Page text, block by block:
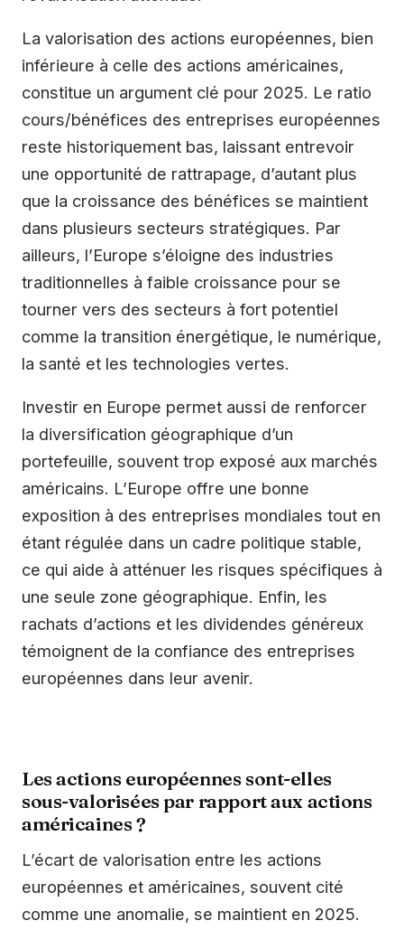
La valorisation des actions européennes, bien
inférieure à celle des actions américaines,
constitue un argument clé pour 2025. Le ratio
cours/bénéfices des entreprises européennes
reste historiquement bas, laissant entrevoir
une opportunité de rattrapage, d’autant plus
que la croissance des bénéfices se maintient
dans plusieurs secteurs stratégiques. Par
ailleurs, l’Europe s’éloigne des industries
traditionnelles à faible croissance pour se
tourner vers des secteurs à fort potentiel
comme la transition énergétique, le numérique,
la santé et les technologies vertes.
Investir en Europe permet aussi de renforcer
la diversification géographique d’un
portefeuille, souvent trop exposé aux marchés
américains. L’Europe offre une bonne
exposition à des entreprises mondiales tout en
étant régulée dans un cadre politique stable,
ce qui aide à atténuer les risques spécifiques à
une seule zone géographique. Enfin, les
rachats d’actions et les dividendes généreux
témoignent de la confiance des entreprises
européennes dans leur avenir.
Les actions européennes sont-elles
sous-valorisées par rapport aux actions
américaines ?
L’écart de valorisation entre les actions
européennes et américaines, souvent cité
comme une anomalie, se maintient en 2025.